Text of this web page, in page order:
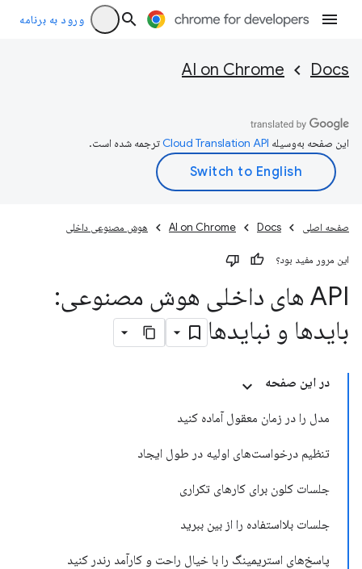
ورود به برنامه
Docs
AI on Chrome
این صفحه به‌وسیله ترجمه شده است.
صفحه اصلی Docs
AI on Chrome هوش مصنوعی داخلی
این مرور مفید بود؟
API های داخلی هوش مصنوعی:
بایدها و نبایدها
در این صفحه
مدل را در زمان معقول آماده کنید
تنظیم درخواست‌های اولیه در طول ایجاد
جلسات کلون برای کارهای تکراری
جلسات بلااستفاده را از بین ببرید
پاسخ‌های استریمینگ را با خیال راحت و کارآمد رندر کنید